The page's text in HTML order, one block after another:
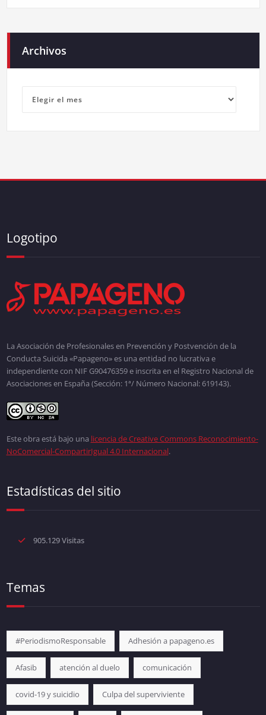
Archivos
Logotipo
La Asociación de Profesionales en Prevención y Postvención de la
Conducta Suicida «Papageno» es una entidad no lucrativa e
independiente con NIF G90476359 e inscrita en el Registro Nacional de
Asociaciones en España (Sección: 1ª/ Número Nacional: 619143).
Este obra está bajo una licencia de Creative Commons Reconocimiento-
NoComercial-CompartirIgual 4.0 Internacional.
Estadísticas del sitio
905.129 Visitas
Temas
#PeriodismoResponsable Adhesión a papageno.es
Afasib atención al duelo comunicación
covid-19 y suicidio Culpa del superviviente